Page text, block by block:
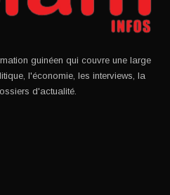
guinéen qui couvre une large
l'économie, les interviews, la
d'actualité.